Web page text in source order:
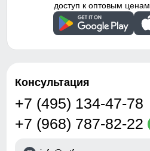
доступ к оптовым ценам.
Консультация
+7 (495) 134-47-78
+7 (968) 787-82-22